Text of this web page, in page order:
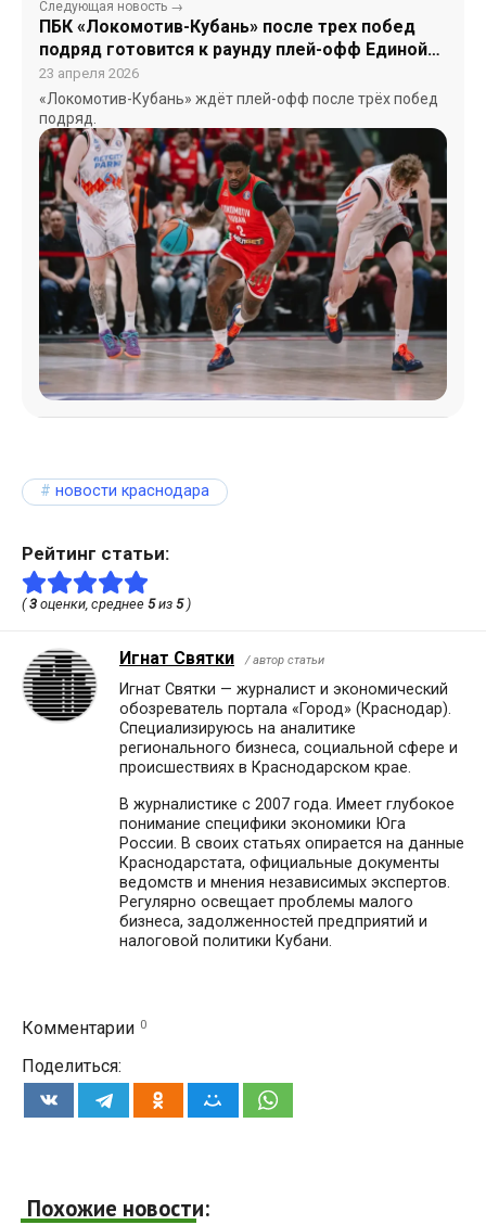
Следующая новость →
ПБК «Локомотив-Кубань» после трех побед
подряд готовится к раунду плей-офф Единой
лиги
23 апреля 2026
«Локомотив-Кубань» ждёт плей-офф после трёх побед
подряд.
новости краснодара
Рейтинг статьи:
(3 оценки, среднее 5из 5)
Игнат Святки / автор статьи
Игнат Святки — журналист и экономический
обозреватель портала «Город» (Краснодар).
Специализируюсь на аналитике
регионального бизнеса, социальной сфере и
происшествиях в Краснодарском крае.
В журналистике с 2007 года. Имеет глубокое
понимание специфики экономики Юга
России. В своих статьях опирается на данные
Краснодарстата, официальные документы
ведомств и мнения независимых экспертов.
Регулярно освещает проблемы малого
бизнеса, задолженностей предприятий и
налоговой политики Кубани.
Комментарии 0
Поделиться:
Похожие новости: